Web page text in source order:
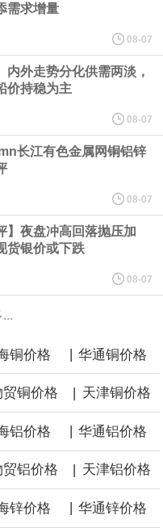
生冲突的报道是“完全没有根据的谣
内涨3.91%。
示，在需求增加、价格走高及货源
期第3季度营运将优于第2季度，并
当地时间5日发布报告称，美国海军
级”（Trump-class）战列舰，从研发
步估算，首舰造价约234亿美元，
。
来最大单周涨幅。油价走弱为金价提
需求增量
08-07
内外走势分化供需两淡，
价持稳为主
08-07
长江有色金属网铜铝锌
08-07
】夜盘冲高回落抛压加
货银价或下跌
08-07
铜价格 | 华通铜价格
贸铜价格 | 天津铜价格
铝价格 华通铝价格
贸铝价格 | 天津铝价格
锌价格 华通锌价格